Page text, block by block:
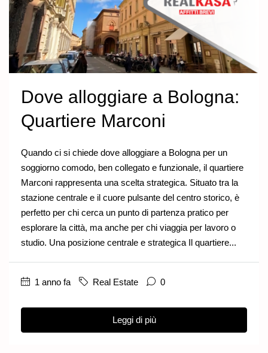
Dove alloggiare a Bologna:
Quartiere Marconi
Quando ci si chiede dove alloggiare a Bologna per un
soggiorno comodo, ben collegato e funzionale, il quartiere
Marconi rappresenta una scelta strategica. Situato tra la
stazione centrale e il cuore pulsante del centro storico, è
perfetto per chi cerca un punto di partenza pratico per
esplorare la città, ma anche per chi viaggia per lavoro o
studio. Una posizione centrale e strategica Il quartiere...
1 anno fa Real Estate 0
Leggi di più